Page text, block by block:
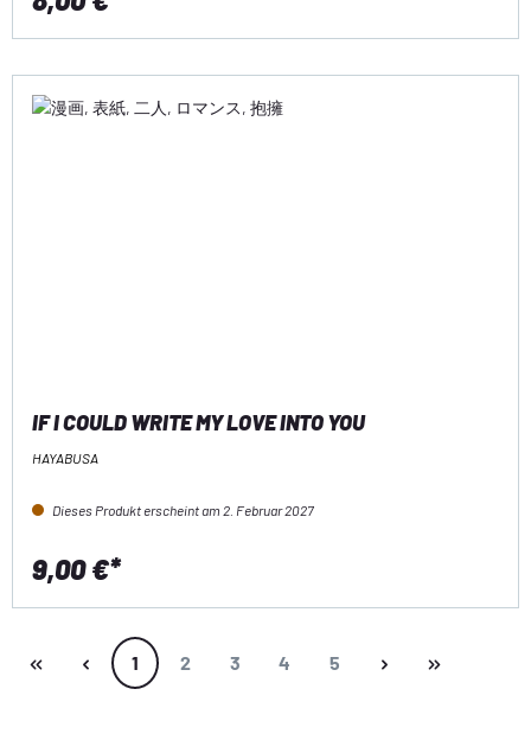
IF I COULD WRITE MY LOVE INTO YOU
HAYABUSA
Dieses Produkt erscheint am 2. Februar 2027
9,00 €*
Seite
1 Seite
2 Seite
3 Seite
4 Seite
5